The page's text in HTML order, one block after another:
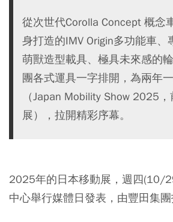
從次世代Corolla Concept 概念
身打造的IMV Origin多功能車、
萌獸造型載具、極具未來感的
團各式運具一字排開，為兩年
（Japan Mobility Show 2025
展），拉開精彩序幕。
2025年的日本移動展，週四(10/
中心舉行媒體日發表，由豐田集團